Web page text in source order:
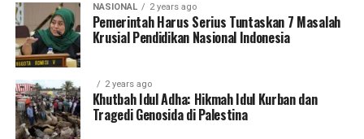
NASIONAL 2 years ago
Pemerintah Harus Serius Tuntaskan 7 Masalah
Krusial Pendidikan Nasional Indonesia
2 years ago
Khutbah Idul Adha: Hikmah Idul Kurban dan
Tragedi Genosida di Palestina